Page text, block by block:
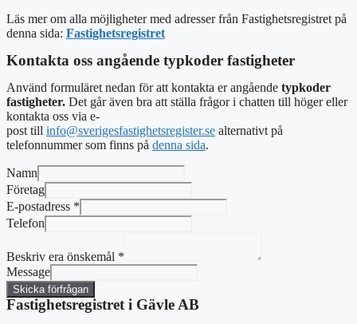
Läs mer om alla möjligheter med adresser från Fastighetsregistret på
denna sida: Fastighetsregistret
Kontakta oss angående typkoder fastigheter
Använd formuläret nedan för att kontakta er angående typkoder
fastigheter. Det går även bra att ställa frågor i chatten till höger eller
kontakta oss via e-
post till info@sverigesfastighetsregister.se alternativt på
telefonnummer som finns på denna sida.
Namn
Företag
E-postadress *
Telefon
Beskriv era önskemål *
Message
Skicka förfrågan
Fastighetsregistret i Gävle AB